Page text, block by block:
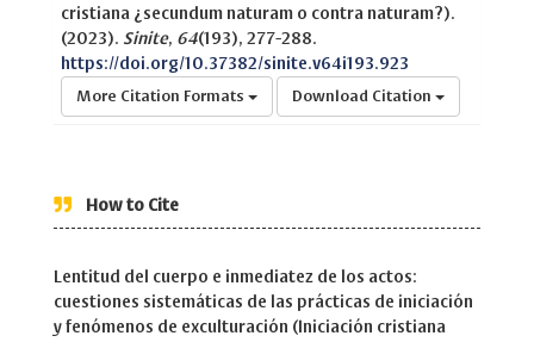
cristiana ¿secundum naturam o contra naturam?).
(2023). Sinite, 64(193), 277-288.
https://doi.org/10.37382/sinite.v64i193.923
More Citation Formats Download Citation
How to Cite
Lentitud del cuerpo e inmediatez de los actos:
cuestiones sistemáticas de las prácticas de iniciación
y fenómenos de exculturación (Iniciación cristiana